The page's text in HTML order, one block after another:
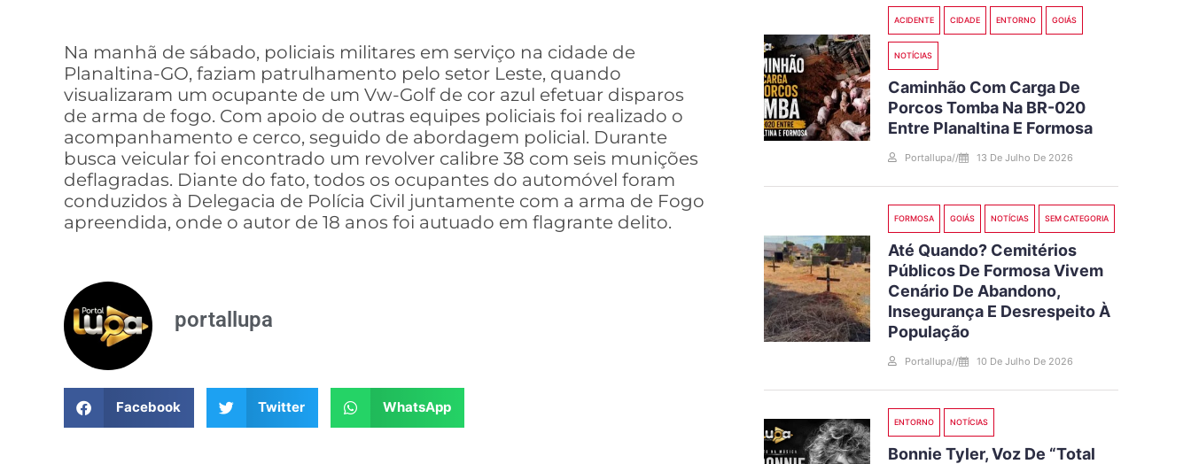
Na manhã de sábado, policiais militares em serviço na cidade de
Planaltina-GO, faziam patrulhamento pelo setor Leste, quando
visualizaram um ocupante de um Vw-Golf de cor azul efetuar disparos
de arma de fogo. Com apoio de outras equipes policiais foi realizado o
acompanhamento e cerco, seguido de abordagem policial. Durante
busca veicular foi encontrado um revolver calibre 38 com seis munições
deflagradas. Diante do fato, todos os ocupantes do automóvel foram
conduzidos à Delegacia de Polícia Civil juntamente com a arma de Fogo
apreendida, onde o autor de 18 anos foi autuado em flagrante delito.
portallupa
Facebook Twitter WhatsApp
ACIDENTE CIDADE ENTORNO GOIÁS
NOTÍCIAS
Caminhão Com Carga De
Porcos Tomba Na BR-020
Entre Planaltina E Formosa
Portallupa// 13 De Julho De 2026
FORMOSA GOIÁS NOTÍCIAS SEM CATEGORIA
Até Quando? Cemitérios
Públicos De Formosa Vivem
Cenário De Abandono,
Insegurança E Desrespeito À
População
Portallupa// 10 De Julho De 2026
ENTORNO NOTÍCIAS
Bonnie Tyler, Voz De “Total